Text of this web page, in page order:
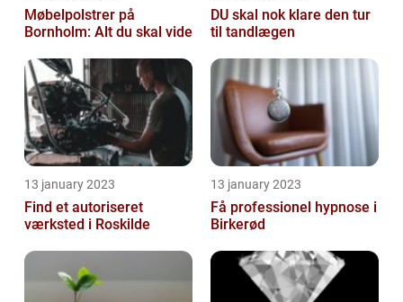
Møbelpolstrer på
Bornholm: Alt du skal vide
DU skal nok klare den tur
til tandlægen
13 january 2023
Find et autoriseret
værksted i Roskilde
13 january 2023
Få professionel hypnose i
Birkerød